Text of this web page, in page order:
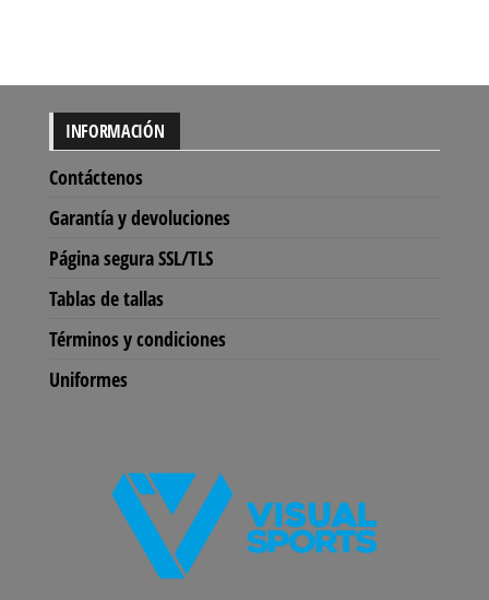
INFORMACIÓN
Contáctenos
Garantía y devoluciones
Página segura SSL/TLS
Tablas de tallas
Términos y condiciones
Uniformes